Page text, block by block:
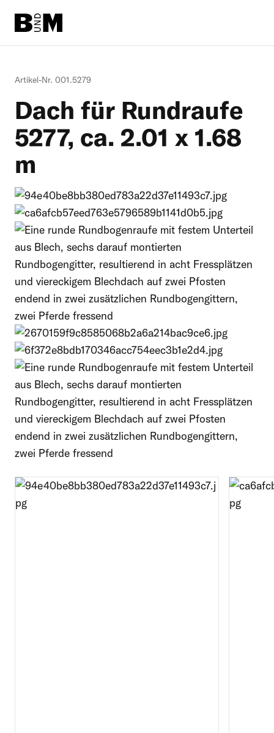
Inhalt
Rind
Pferd
Einstreu
Schafe + Ziegen
Informationen
Artikel-Nr. 001.5279
Dach für Rundraufe
5277, ca. 2.01 x 1.68
m